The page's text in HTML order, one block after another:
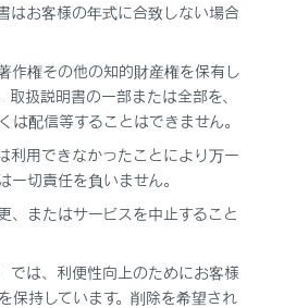
ージ
Park
検知してブレーキをかける
従走行する
はお客様の年式に合致しない場合
作権その他の知的財産権を保有し
取扱説明書の一部または全部を、
は配信等することはできません。
利用できなかったことにより万一
一切責任を負いません。
、またはサービスを中止すること
では、利便性向上のためにお客様
保持しています。削除を希望され